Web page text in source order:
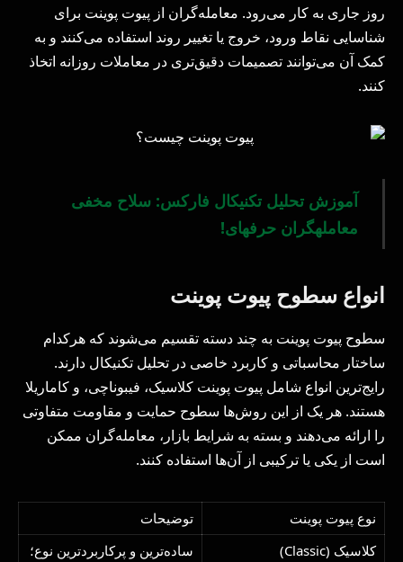
روز جاری به کار می‌رود. معامله‌گران از پیوت پوینت برای
شناسایی نقاط ورود، خروج یا تغییر روند استفاده می‌کنند و به
کمک آن می‌توانند تصمیمات دقیق‌تری در معاملات روزانه اتخاذ
کنند.
آموزش تحلیل تکنیکال فارکس: سلاح مخفی
معاملهگران حرفهای!
انواع سطوح پیوت پوینت
سطوح پیوت پوینت به چند دسته تقسیم می‌شوند که هرکدام
ساختار محاسباتی و کاربرد خاصی در تحلیل تکنیکال دارند.
رایج‌ترین انواع شامل پیوت پوینت کلاسیک، فیبوناچی، و کاماریلا
هستند. هر یک از این روش‌ها سطوح حمایت و مقاومت متفاوتی
را ارائه می‌دهند و بسته به شرایط بازار، معامله‌گران ممکن
است از یکی یا ترکیبی از آن‌ها استفاده کنند.
نوع پیوت پوینت
توضیحات
کلاسیک (Classic)
ساده‌ترین و پرکاربردترین نوع؛